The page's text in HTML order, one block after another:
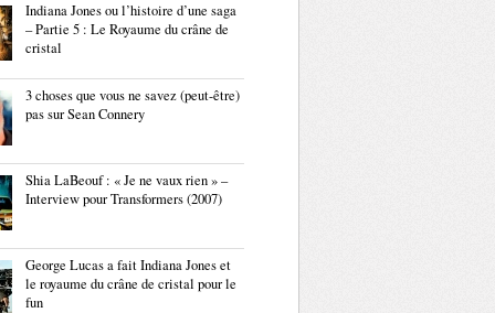
Indiana Jones ou l’histoire d’une saga
– Partie 5 : Le Royaume du crâne de
cristal
3 choses que vous ne savez (peut-être)
pas sur Sean Connery
Shia LaBeouf : « Je ne vaux rien » –
Interview pour Transformers (2007)
George Lucas a fait Indiana Jones et
le royaume du crâne de cristal pour le
fun